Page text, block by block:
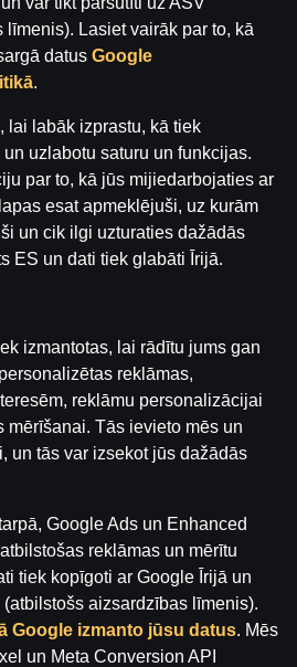
Ways
Lightning MegaWays
ClusterbusterRoman Emperors
Lasiet vairāk par to, kā
datus Google
.
lai labāk izprastu, kā tiek
uzlabotu saturu un funkcijas.
par to, kā jūs mijiedarbojaties ar
esat apmeklējuši, uz kurām
un cik ilgi uzturaties dažādās
ES un dati tiek glabāti Īrijā.
izmantotas, lai rādītu jums gan
reklāmas,
reklāmu personalizācijai
mērīšanai. Tās ievieto mēs un
un tās var izsekot jūs dažādās
Google Ads un Enhanced
reklāmas un mērītu
tiek kopīgoti ar Google Īrijā un
aizsardzības līmenis).
Google izmanto jūsu datus. Mēs
un Meta Conversion API